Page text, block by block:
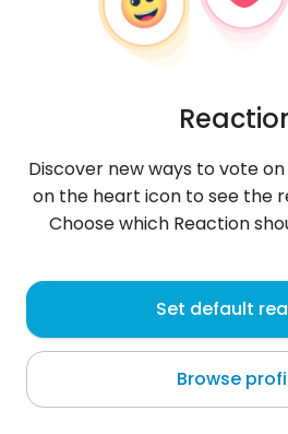
Dawid
Kruibeke
Szukam osoby która jest dobrą
cieszyć z życia i potrafi się
Discover new ways to vote
on the heart icon to see the
Choose which Reaction
Set default
Browse